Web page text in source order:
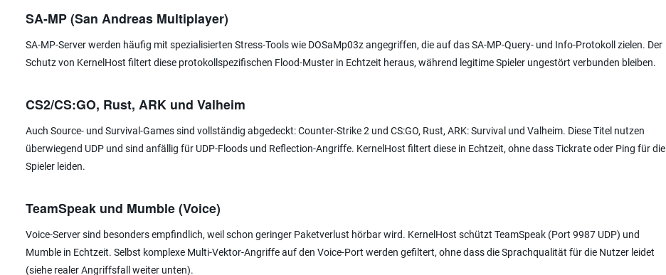
SA-MP (San Andreas Multiplayer)
SA-MP-Server werden häufig mit spezialisierten Stress-Tools wie DOSaMp03z angegriffen, die auf das SA-MP-Query- und Info-Protokoll zielen. Der
Schutz von KernelHost filtert diese protokollspezifischen Flood-Muster in Echtzeit heraus, während legitime Spieler ungestört verbunden bleiben.
CS2/CS:GO, Rust, ARK und Valheim
Auch Source- und Survival-Games sind vollständig abgedeckt: Counter-Strike 2 und CS:GO, Rust, ARK: Survival und Valheim. Diese Titel nutzen
überwiegend UDP und sind anfällig für UDP-Floods und Reflection-Angriffe. KernelHost filtert diese in Echtzeit, ohne dass Tickrate oder Ping für die
Spieler leiden.
TeamSpeak und Mumble (Voice)
Voice-Server sind besonders empfindlich, weil schon geringer Paketverlust hörbar wird. KernelHost schützt TeamSpeak (Port 9987 UDP) und
Mumble in Echtzeit. Selbst komplexe Multi-Vektor-Angriffe auf den Voice-Port werden gefiltert, ohne dass die Sprachqualität für die Nutzer leidet
(siehe realer Angriffsfall weiter unten).